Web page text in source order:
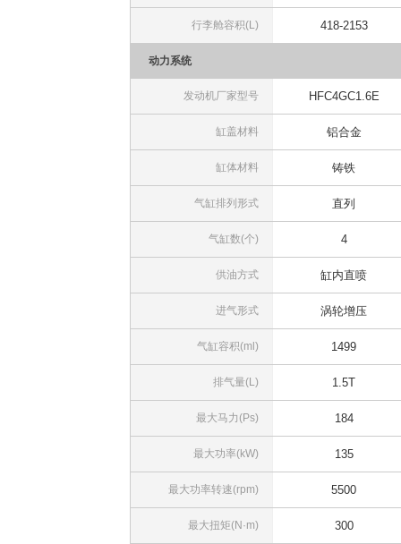
行李舱容积(L)
动力系统
发动机厂家型号
缸盖材料
缸体材料
气缸排列形式
气缸数(个)
供油方式
进气形式
气缸容积(ml)
排气量(L)
最大马力(Ps)
最大功率(kW)
最大功率转速(rpm)
最大扭矩(N·m)
418-2153
HFC4GC1.6E
铝合金
铸铁
直列
4
缸内直喷
涡轮增压
1499
1.5T
184
135
5500
300